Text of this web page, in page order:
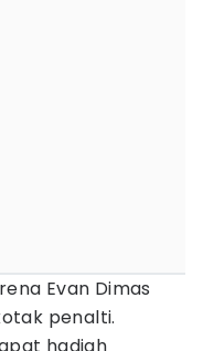
Evan Dimas
penalti.